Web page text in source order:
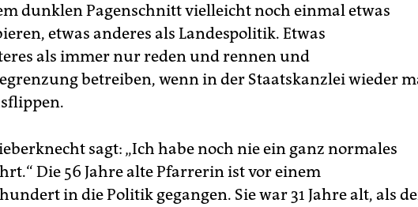
dunklen Pagenschnitt vielleicht noch einmal etwas
etwas anderes als Landespolitik. Etwas
als immer nur reden und rennen und
betreiben, wenn in der Staatskanzlei wieder
sagt: „Ich habe noch nie ein ganz normales
Die 56 Jahre alte Pfarrerin ist vor einem
in die Politik gegangen. Sie war 31 Jahre alt, als